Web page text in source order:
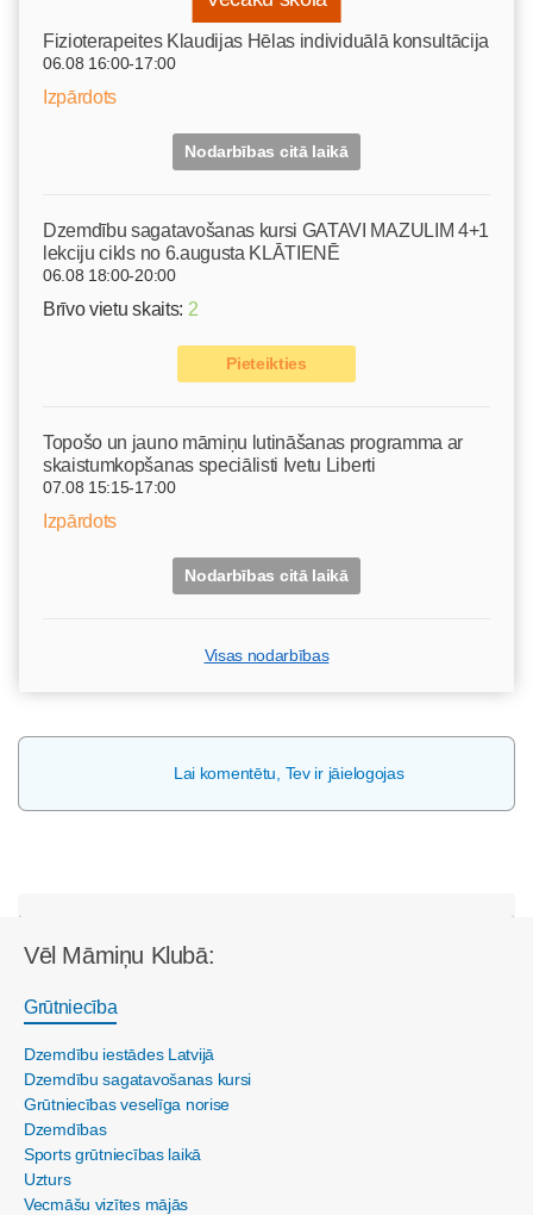
Fizioterapeites Klaudijas Hēlas individuālā konsultācija
06.08 16:00-17:00
Izpārdots
Nodarbības citā laikā
Dzemdību sagatavošanas kursi GATAVI MAZULIM 4+1
lekciju cikls no 6.augusta KLĀTIENĒ
06.08 18:00-20:00
Brīvo vietu skaits: 2
Pieteikties
Topošo un jauno māmiņu lutināšanas programma ar
skaistumkopšanas speciālisti Ivetu Liberti
07.08 15:15-17:00
Izpārdots
Nodarbības citā laikā
Visas nodarbības
Lai komentētu, Tev ir jāielogojas
Vēl Māmiņu Klubā:
Grūtniecība
Dzemdību iestādes Latvijā
Dzemdību sagatavošanas kursi
Grūtniecības veselīga norise
Dzemdības
Sports grūtniecības laikā
Uzturs
Vecmāšu vizītes mājās